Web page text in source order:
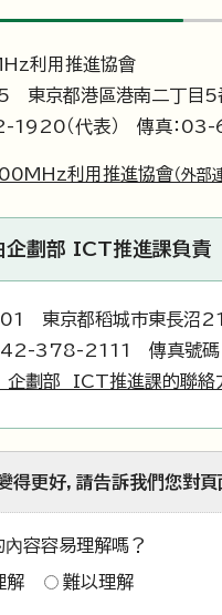
利用推進協會
東京都港區港南二丁目
1920（代表） 傳真：
利用推進協會（外部
企劃部 ICT推進課負責
東京都稻城市東長沼
042-378-2111 傳真號
企劃部 ICT推進課的聯絡
得更好，請告訴我們您對頁
容容易理解嗎？
解 難以理解